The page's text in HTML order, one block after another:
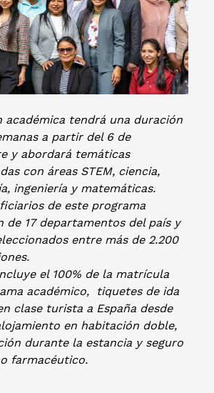
académica tendrá una duración
a partir del 6 de
y abordará temáticas
con áreas STEM, ciencia,
ingeniería y matemáticas.
de este programa
de 17 departamentos del país y
entre más de 2.200
el 100% de la matrícula
académico, tiquetes de ida
clase turista a España desde
en habitación doble,
durante la estancia y seguro
farmacéutico.